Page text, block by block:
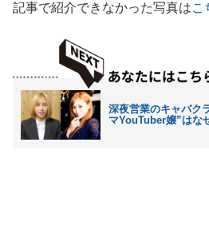
記事で紹介できなかった写真はこ
深夜営業のキャバク
マYouTuber嬢”はな